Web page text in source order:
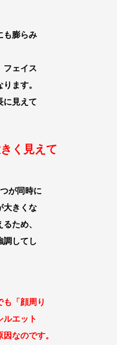
も膨らみ
フェイス
ます。
に見えて
く見えて
が同時に
大きくな
ため、
調してし
も 「顔周り
ルエット
なのです。